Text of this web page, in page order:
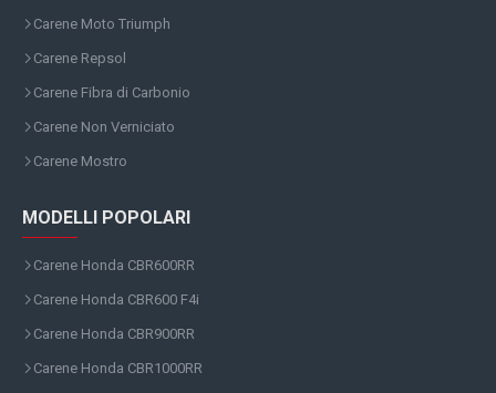
Carene Moto Triumph
Carene Repsol
Carene Fibra di Carbonio
Carene Non Verniciato
Carene Mostro
MODELLI POPOLARI
Carene Honda CBR600RR
Carene Honda CBR600 F4i
Carene Honda CBR900RR
Carene Honda CBR1000RR